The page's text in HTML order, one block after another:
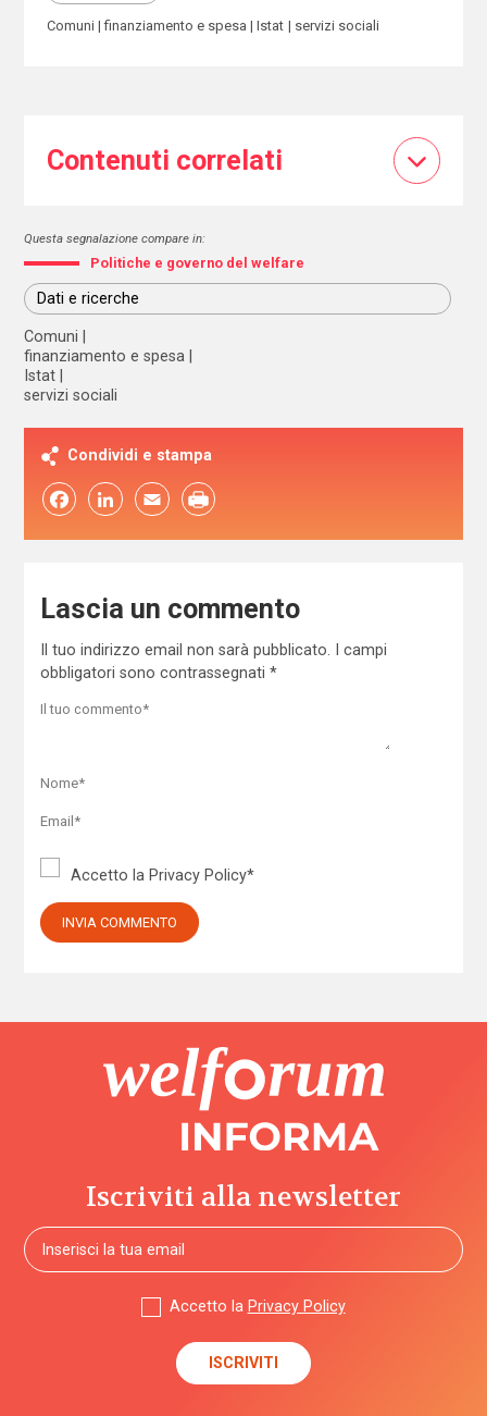
Comuni finanziamento e spesa Istat servizi sociali
Contenuti correlati
Questa segnalazione compare in:
Politiche e governo del welfare
Dati e ricerche
Comuni
finanziamento e spesa
Istat
servizi sociali
Condividi e stampa
FacebookLinkedIn Email
Lascia un commento
Il tuo indirizzo email non sarà pubblicato.
I campi
obbligatori sono contrassegnati *
Accetto la Privacy Policy*
Iscriviti alla newsletter
Accetto la Privacy Policy